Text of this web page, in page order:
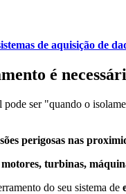
de aquisição de
é
ser "quando o
perigosas nas
turbinas,
do seu sistema de